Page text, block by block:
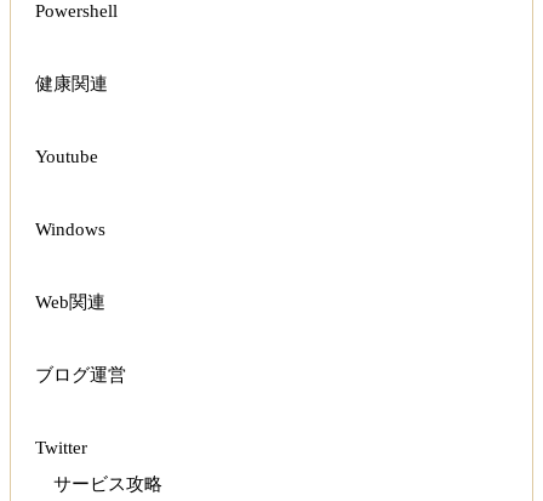
Powershell
健康関連
Youtube
Windows
Web関連
ブログ運営
Twitter
サービス攻略